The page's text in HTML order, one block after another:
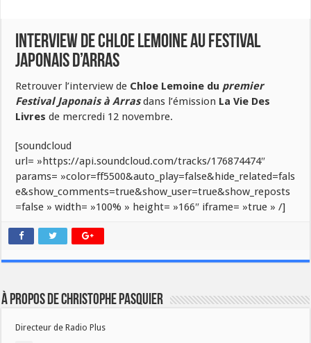
Interview de Chloe Lemoine au Festival
Japonais d’Arras
Retrouver l’interview de Chloe Lemoine du premier
Festival Japonais à Arrasdans l’émission La Vie Des
Livres de mercredi 12 novembre.
[soundcloud
url= »https://api.soundcloud.com/tracks/176874474″
params= »color=ff5500&auto_play=false&hide_related=fals
e&show_comments=true&show_user=true&show_reposts
=false » width= »100% » height= »166″ iframe= »true » /]
À propos de Christophe PASQUIER
Directeur de Radio Plus